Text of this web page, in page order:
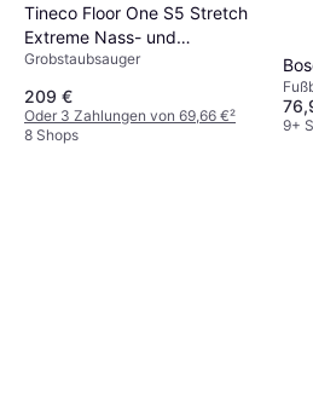
Tineco Floor One S5 Stretch
Extreme Nass- und
Trockensauger
Grobstaubsauger
209 €
Oder 3 Zahlungen von 69,66 €²
8 Shops
9+